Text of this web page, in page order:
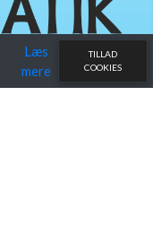
Læs
mere
TILLAD
COOKIES